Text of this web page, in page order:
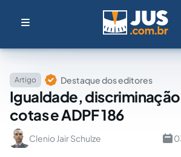
Artigo Destaque dos editores
Igualdade,
cotas e ADPF 186
Clenio Jair Schulze